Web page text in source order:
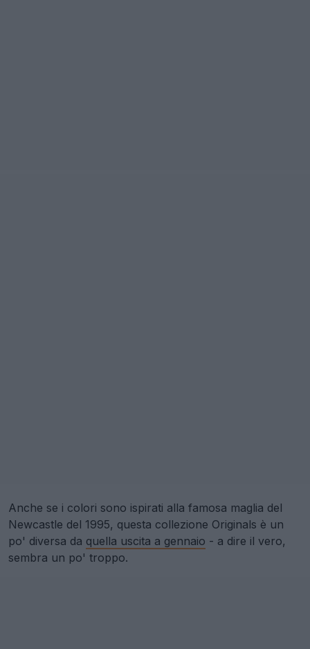
Anche se i colori sono ispirati alla famosa maglia del
Newcastle del 1995, questa collezione Originals è un
po' diversa da quella uscita a gennaio - a dire il vero,
sembra un po' troppo.